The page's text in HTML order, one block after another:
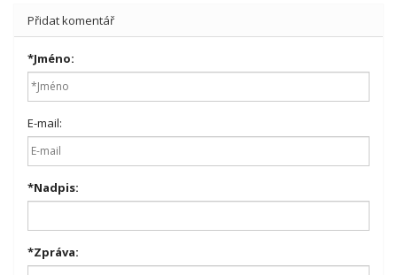
Přidat komentář
*Jméno:
E-mail:
*Nadpis:
*Zpráva: